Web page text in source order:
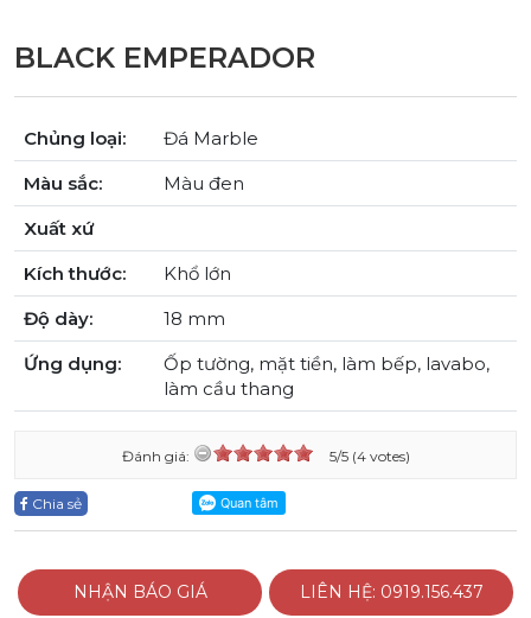
BLACK EMPERADOR
Chủng loại:
Đá Marble
Màu sắc:
Màu đen
Xuất xứ
Kích thước:
Khổ lớn
Độ dày:
18 mm
Ứng dụng:
Ốp tường, mặt tiền, làm bếp, lavabo,
làm cầu thang
Đánh giá: 5/5 (4 votes)
Chia sẻ
NHẬN BÁO GIÁ LIÊN HỆ: 0919.156.437